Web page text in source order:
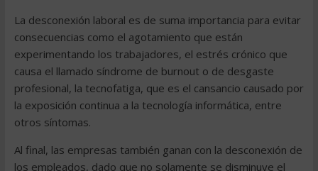
La desconexión laboral es de suma importancia para evitar
consecuencias como el agotamiento que están
experimentando los trabajadores, el estrés crónico que
causa el llamado síndrome de burnout o de desgaste
profesional, la tecnofatiga, que es el cansancio causado por
la exposición continua a la tecnología informática, entre
otros síntomas.
Al final, las empresas también ganan con la desconexión de
los empleados, dado que no solamente se disminuye el